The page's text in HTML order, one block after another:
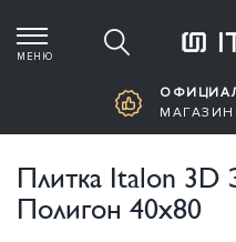
МЕНЮ
Плитка Italon 3D
Полигон 40х80